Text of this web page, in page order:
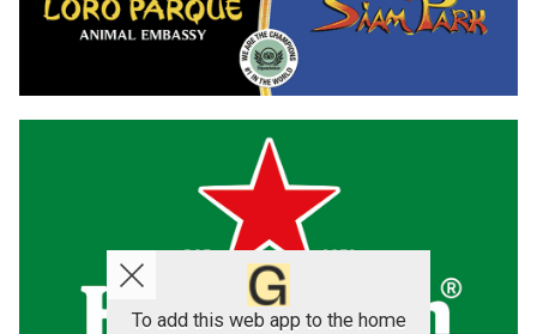
To add this web app to the home